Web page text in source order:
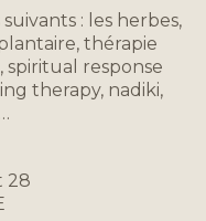
: les herbes,
thérapie
spiritual response
therapy, nadiki,
28